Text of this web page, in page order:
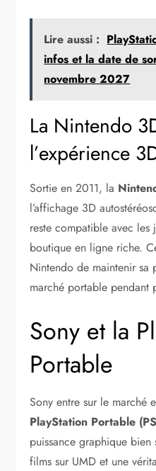
Lire aussi :
infos et la date de
novembre 2027
La Nintendo
l’expérience
Sortie en 2011, la
l’affichage 3D
reste compatible avec les
boutique en ligne riche.
Nintendo de maintenir sa
marché portable pendant
Sony et la
Portable
Sony entre sur le marché
PlayStation Portable
puissance graphique
films sur UMD et une